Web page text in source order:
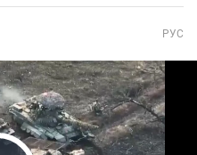
РУС